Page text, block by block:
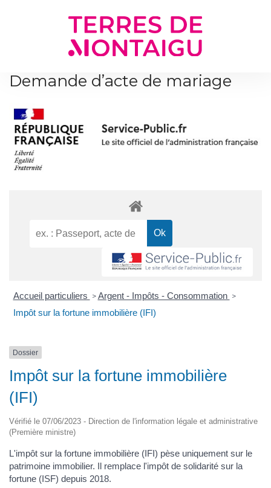
Demande d’acte de mariage
Accueil particuliers > Argent - Impôts - Consommation >
Impôt sur la fortune immobilière (IFI)
Dossier
Impôt sur la fortune immobilière
(IFI)
Vérifié le 07/06/2023 - Direction de l'information légale et administrative
(Première ministre)
L'impôt sur la fortune immobilière (IFI) pèse uniquement sur le
patrimoine immobilier. Il remplace l'impôt de solidarité sur la
fortune (ISF) depuis 2018.